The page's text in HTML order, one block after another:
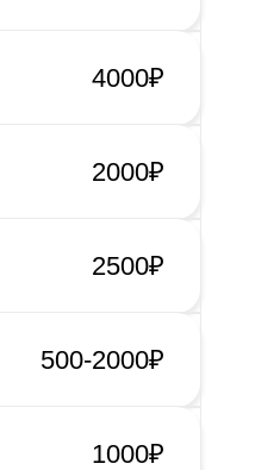
4000₽
2000₽
2500₽
500-2000₽
1000₽